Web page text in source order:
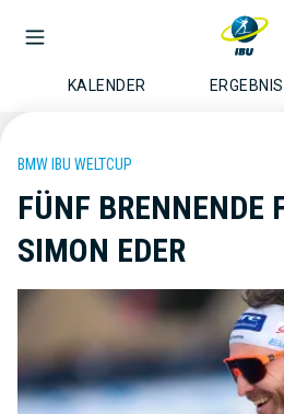
KALENDER
BMW IBU WELTCUP
FÜNF BRENNENDE
SIMON EDER